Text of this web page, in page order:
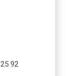
92